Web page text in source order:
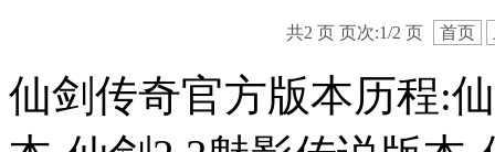
共2 页 页次:1/2 页 首页
仙剑传奇官方版本历程: